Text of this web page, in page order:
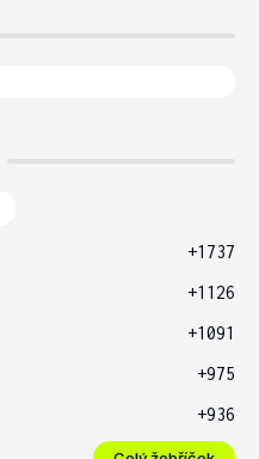
+1737
+1126
+1091
+975
+936